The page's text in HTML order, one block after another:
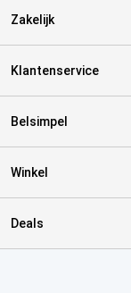
Zakelijk
Klantenservice
Belsimpel
Winkel
Deals